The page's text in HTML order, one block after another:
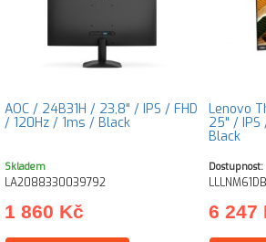
AOC / 24B31H / 23,8" / IPS / FHD
/ 120Hz / 1ms / Black
Skladem
LA2088330039792
1 860 Kč
Lenovo
25" /
Black
6 247